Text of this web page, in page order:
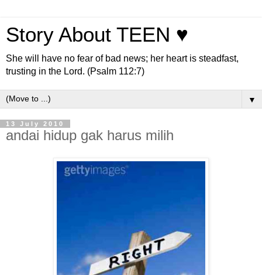
Story About TEEN ♥
She will have no fear of bad news; her heart is steadfast,
trusting in the Lord. (Psalm 112:7)
▼
13 July 2010
andai hidup gak harus milih